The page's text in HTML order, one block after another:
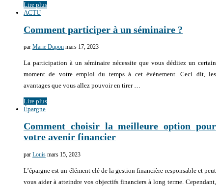
Lire plus
ACTU
Comment participer à un séminaire ?
par Marie Dupon mars 17, 2023
La participation à un séminaire nécessite que vous dédiiez un certain
moment de votre emploi du temps à cet événement. Ceci dit, les
avantages que vous allez pouvoir en tirer …
Lire plus
Épargne
Comment choisir la meilleure option pour
votre avenir financier
par Louis mars 15, 2023
L’épargne est un élément clé de la gestion financière responsable et peut
vous aider à atteindre vos objectifs financiers à long terme. Cependant,